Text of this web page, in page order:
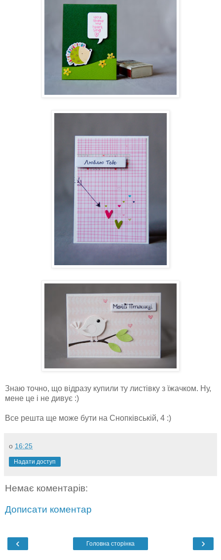
Знаю точно, що відразу купили ту листівку з їжачком. Ну,
мене це і не дивує :)
Все решта ще може бути на Снопківській, 4 :)
о 16:25
Надати доступ
Немає коментарів:
Дописати коментар
‹ ›
Головна сторінка